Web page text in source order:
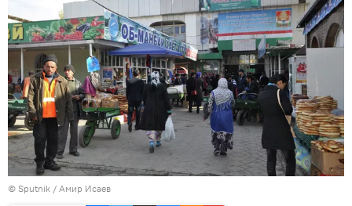
© Sputnik / Амир Исаев